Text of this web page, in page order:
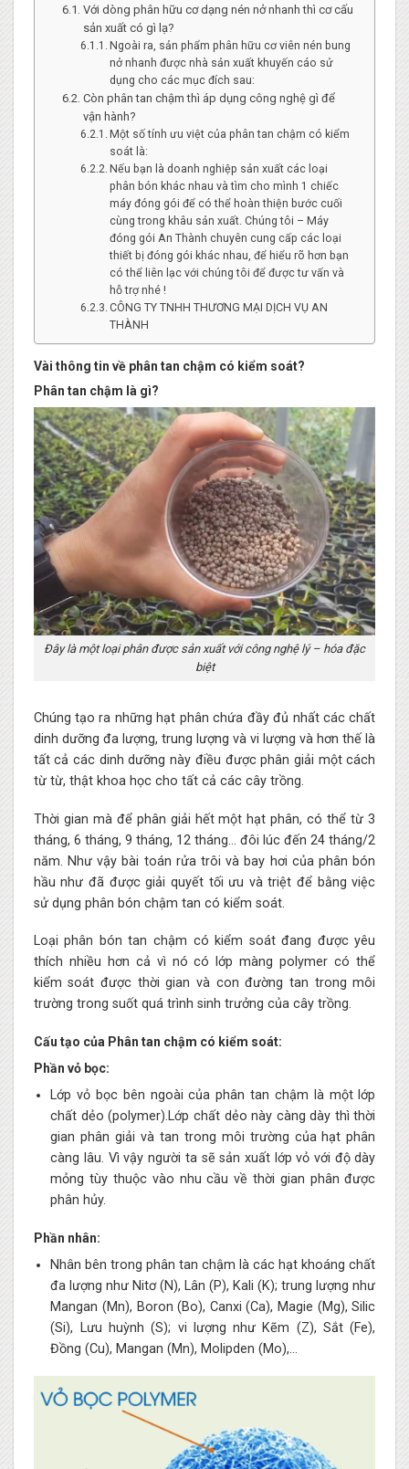
Với dòng phân hữu cơ dạng nén nở nhanh thì cơ cấu
sản xuất có gì lạ?
Ngoài ra, sản phẩm phân hữu cơ viên nén bung
nở nhanh được nhà sản xuất khuyến cáo sử
dụng cho các mục đích sau:
Còn phân tan chậm thì áp dụng công nghệ gì để
vận hành?
Một số tính ưu việt của phân tan chậm có kiểm
soát là:
Nếu bạn là doanh nghiệp sản xuất các loại
phân bón khác nhau và tìm cho mình 1 chiếc
máy đóng gói để có thể hoàn thiện bước cuối
cùng trong khâu sản xuất. Chúng tôi – Máy
đóng gói An Thành chuyên cung cấp các loại
thiết bị đóng gói khác nhau, để hiểu rõ hơn bạn
có thể liên lạc với chúng tôi để được tư vấn và
hỗ trợ nhé !
CÔNG TY TNHH THƯƠNG MẠI DỊCH VỤ AN
THÀNH
Vài thông tin về phân tan chậm có kiểm soát?
Phân tan chậm là gì?
Đây là một loại phân được sản xuất với công nghệ lý – hóa đặc
biệt
Chúng tạo ra những hạt phân chứa đầy đủ nhất các chất
dinh dưỡng đa lượng, trung lượng và vi lượng và hơn thế là
tất cả các dinh dưỡng này điều được phân giải một cách
từ từ, thật khoa học cho tất cả các cây trồng.
Thời gian mà để phân giải hết một hạt phân, có thể từ 3
tháng, 6 tháng, 9 tháng, 12 tháng… đôi lúc đến 24 tháng/2
năm. Như vậy bài toán rửa trôi và bay hơi của phân bón
hầu như đã được giải quyết tối ưu và triệt để bằng việc
sử dụng phân bón chậm tan có kiểm soát.
Loại phân bón tan chậm có kiểm soát đang được yêu
thích nhiều hơn cả vì nó có lớp màng polymer có thể
kiểm soát được thời gian và con đường tan trong môi
trường trong suốt quá trình sinh trưởng của cây trồng.
Cấu tạo của Phân tan chậm có kiểm soát:
Phần vỏ bọc:
Lớp vỏ bọc bên ngoài của phân tan chậm là một lớp
chất dẻo (polymer).Lớp chất dẻo này càng dày thì thời
gian phân giải và tan trong môi trường của hạt phân
càng lâu. Vì vậy người ta sẽ sản xuất lớp vỏ với độ dày
mỏng tùy thuộc vào nhu cầu về thời gian phân được
phân hủy.
Phần nhân:
Nhân bên trong phân tan chậm là các hạt khoáng chất
đa lượng như Nitơ (N), Lân (P), Kali (K); trung lượng như
Mangan (Mn), Boron (Bo), Canxi (Ca), Magie (Mg), Silic
(Si), Lưu huỳnh (S); vi lượng như Kẽm (Z), Sắt (Fe),
Đồng (Cu), Mangan (Mn), Molipden (Mo),…